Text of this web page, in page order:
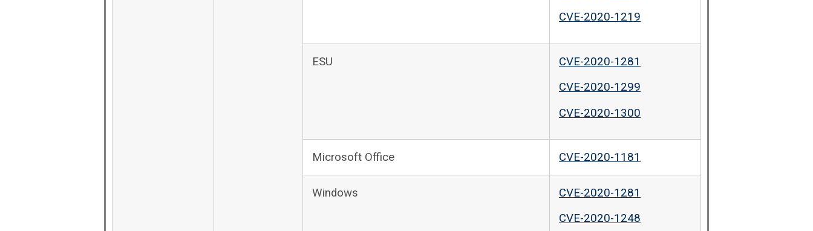
CVE-2020-1219
ESU
CVE-2020-1281
CVE-2020-1299
CVE-2020-1300
Microsoft Office CVE-2020-1181
Windows
CVE-2020-1281
CVE-2020-1248